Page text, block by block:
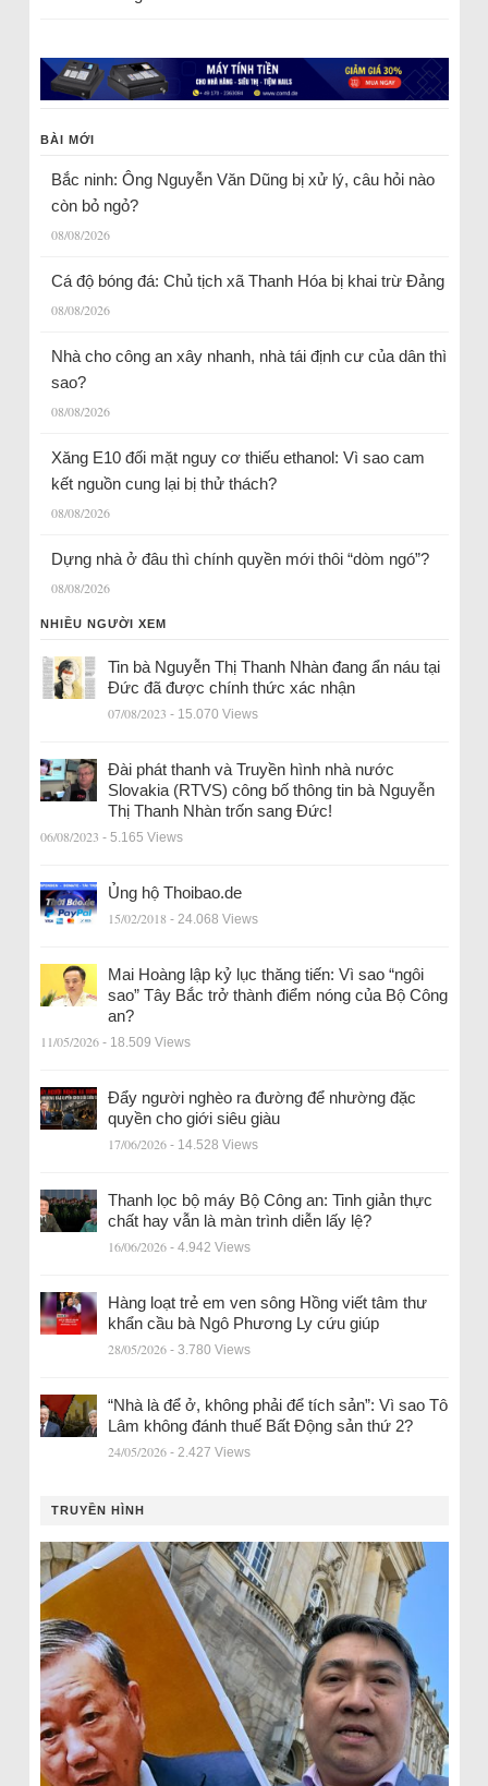
BÀI MỚI
Bắc ninh: Ông Nguyễn Văn Dũng bị xử lý, câu hỏi nào
còn bỏ ngỏ?
08/08/2026
Cá độ bóng đá: Chủ tịch xã Thanh Hóa bị khai trừ Đảng
08/08/2026
Nhà cho công an xây nhanh, nhà tái định cư của dân thì
sao?
08/08/2026
Xăng E10 đối mặt nguy cơ thiếu ethanol: Vì sao cam
kết nguồn cung lại bị thử thách?
08/08/2026
Dựng nhà ở đâu thì chính quyền mới thôi “dòm ngó”?
08/08/2026
NHIỀU NGƯỜI XEM
Tin bà Nguyễn Thị Thanh Nhàn đang ẩn náu tại
Đức đã được chính thức xác nhận
07/08/2023 - 15.070 Views
Đài phát thanh và Truyền hình nhà nước
Slovakia (RTVS) công bố thông tin bà Nguyễn
Thị Thanh Nhàn trốn sang Đức!
06/08/2023 - 5.165 Views
Ủng hộ Thoibao.de
15/02/2018 - 24.068 Views
Mai Hoàng lập kỷ lục thăng tiến: Vì sao “ngôi
sao” Tây Bắc trở thành điểm nóng của Bộ Công
an?
11/05/2026 - 18.509 Views
Đẩy người nghèo ra đường để nhường đặc
quyền cho giới siêu giàu
17/06/2026 - 14.528 Views
Thanh lọc bộ máy Bộ Công an: Tinh giản thực
chất hay vẫn là màn trình diễn lấy lệ?
16/06/2026 - 4.942 Views
Hàng loạt trẻ em ven sông Hồng viết tâm thư
khẩn cầu bà Ngô Phương Ly cứu giúp
28/05/2026 - 3.780 Views
“Nhà là để ở, không phải để tích sản”: Vì sao Tô
Lâm không đánh thuế Bất Động sản thứ 2?
24/05/2026 - 2.427 Views
TRUYỀN HÌNH